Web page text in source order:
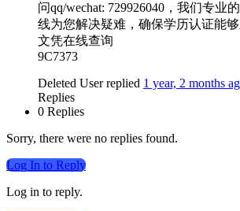
问qq/wechat: 729926040，我们专业
线为您解决疑难，确保学历认证能够
文凭在线查询
9C7373
Deleted User replied 1 year, 2 months
Replies
0 Replies
Sorry, there were no replies found.
Log In to Reply
Log in to reply.